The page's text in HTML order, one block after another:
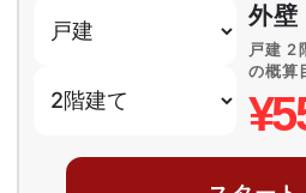
外壁
戸建 2
の概算